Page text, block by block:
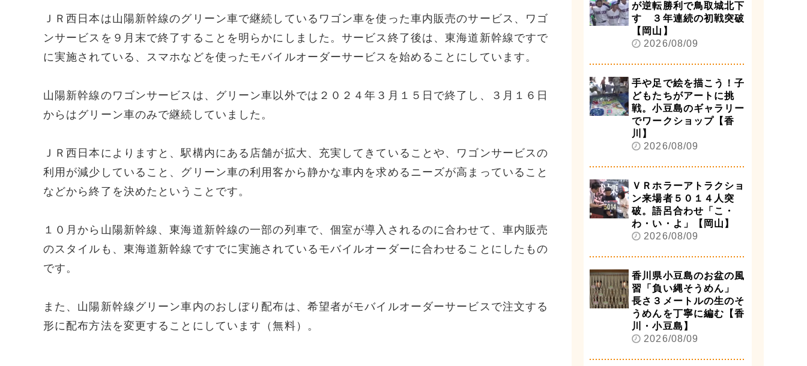
ＪＲ西日本は山陽新幹線のグリーン車で継続しているワゴン車を使った車内販売のサービス、ワゴ
ンサービスを９月末で終了することを明らかにしました。サービス終了後は、東海道新幹線ですで
に実施されている、スマホなどを使ったモバイルオーダーサービスを始めることにしています。
山陽新幹線のワゴンサービスは、グリーン車以外では２０２４年３月１５日で終了し、３月１６日
からはグリーン車のみで継続していました。
ＪＲ西日本によりますと、駅構内にある店舗が拡大、充実してきていることや、ワゴンサービスの
利用が減少していること、グリーン車の利用客から静かな車内を求めるニーズが高まっていること
などから終了を決めたということです。
１０月から山陽新幹線、東海道新幹線の一部の列車で、個室が導入されるのに合わせて、車内販売
のスタイルも、東海道新幹線ですでに実施されているモバイルオーダーに合わせることにしたもの
です。
また、山陽新幹線グリーン車内のおしぼり配布は、希望者がモバイルオーダーサービスで注文する
形に配布方法を変更することにしています（無料）。
が逆転勝利で鳥取城北下
す ３年連続の初戦突破
【岡山】
2026/08/09
手や足で絵を描こう！子
どもたちがアートに挑
戦。小豆島のギャラリー
でワークショップ【香
川】
2026/08/09
ＶＲホラーアトラクショ
ン来場者５０１４人突
破。語呂合わせ「こ・
わ・い・よ」【岡山】
2026/08/09
香川県小豆島のお盆の風
習「負い縄そうめん」
長さ３メートルの生のそ
うめんを丁寧に編む【香
川・小豆島】
2026/08/09